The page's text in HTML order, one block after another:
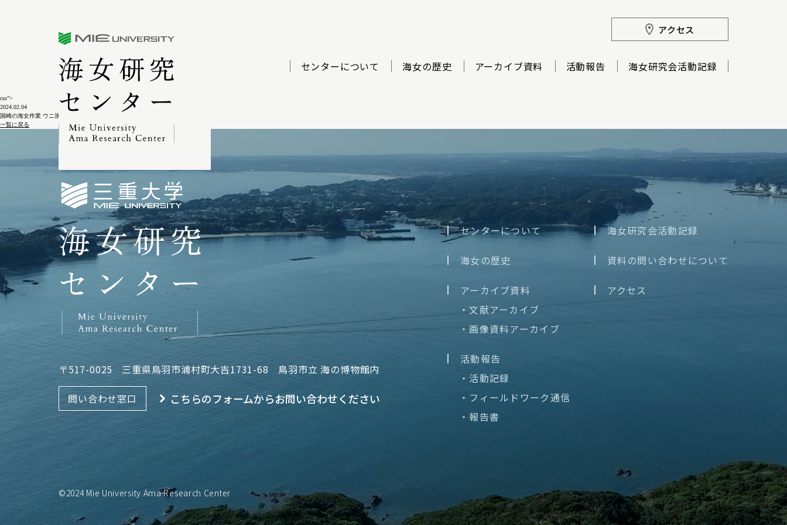
css">
アクセス
センターについて 海女の歴史 アーカイブ資料 活動報告 海女研究会活動記録
2024.02.04
国崎の海女作業 ウニ漁6-5-6
一覧に戻る
〒517-0025 三重県鳥羽市浦村町大吉1731-68 鳥羽市立 海の博物館内
問い合わせ窓口 こちらのフォームからお問い合わせください
センターについて
海女の歴史
アーカイブ資料
・文献アーカイブ
・画像資料アーカイブ
活動報告
・活動記録
・フィールドワーク通信
・報告書
海女研究会活動記録
資料の問い合わせについて
アクセス
©2024 Mie University Ama Research Center